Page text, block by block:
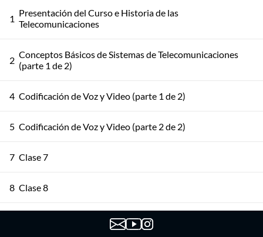
1 Presentación del Curso e Historia de las
Telecomunicaciones
2 Conceptos Básicos de Sistemas de Telecomunicaciones
(parte 1 de 2)
4 Codificación de Voz y Video (parte 1 de 2)
5 Codificación de Voz y Video (parte 2 de 2)
7 Clase 7
8 Clase 8